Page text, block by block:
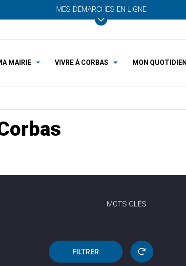
MES DÉMARCHES EN LIGNE
MAIRIE VIVRE À CORBAS MON QUOTIDIEN
MOTS CLÉS
FILTRER